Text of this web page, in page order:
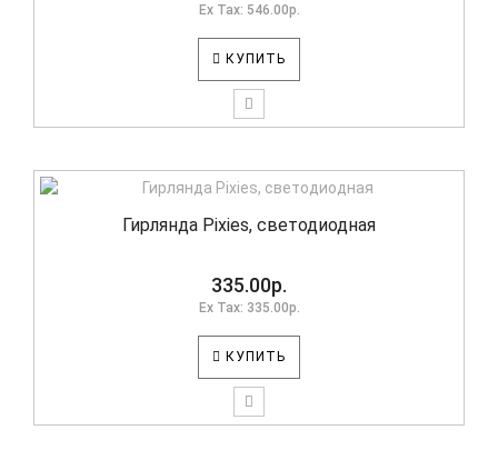
Ex Tax: 546.00р.
КУПИТЬ
Гирлянда Pixies, светодиодная
335.00р.
Ex Tax: 335.00р.
КУПИТЬ